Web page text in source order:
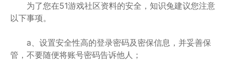
为了您在51游戏社区资料的安全，知识兔建议您注意
以下事项。
a、设置安全性高的登录密码及密保信息，并妥善保
管，不要随便将账号密码告诉他人；